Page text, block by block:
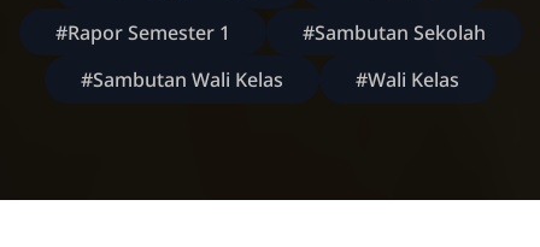
#Rapor Semester 1
#Sambutan Sekolah
#Sambutan Wali Kelas
#Wali Kelas